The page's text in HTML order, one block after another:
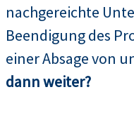
nachgereichte
Beendigung des
einer Absage von
dann weiter?